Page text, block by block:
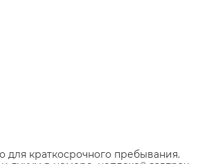
для краткосрочного пребывания.